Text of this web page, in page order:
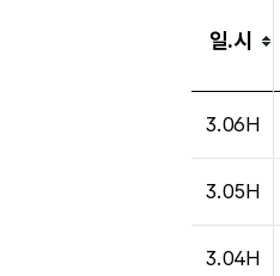
일.시
3.06H
3.05H
3.04H